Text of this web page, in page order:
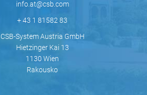
info.at@csb.com
+ 43 1 81582 83
CSB-System Austria GmbH
Hietzinger Kai 13
1130 Wien
Rakousko